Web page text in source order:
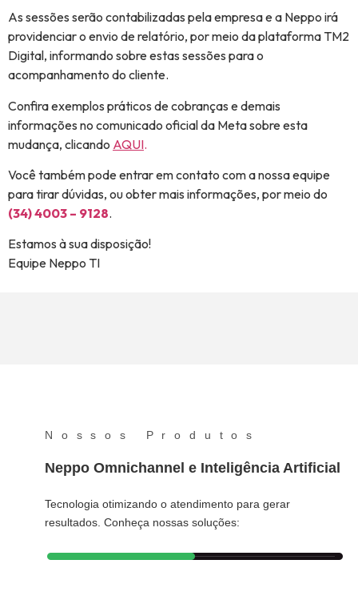
As sessões serão contabilizadas pela empresa e a Neppo irá
providenciar o envio de relatório, por meio da plataforma TM2
Digital, informando sobre estas sessões para o
acompanhamento do cliente.
Confira exemplos práticos de cobranças e demais
informações no comunicado oficial da Meta sobre esta
mudança, clicando AQUI.
Você também pode entrar em contato com a nossa equipe
para tirar dúvidas, ou obter mais informações, por meio do
(34) 4003 – 9128.
Estamos à sua disposição!
Equipe Neppo TI
Nossos Produtos
Neppo Omnichannel e Inteligência Artificial
Tecnologia otimizando o atendimento para gerar
resultados. Conheça nossas soluções: